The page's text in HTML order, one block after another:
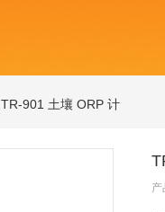
TR-901 土壤 ORP 计
产